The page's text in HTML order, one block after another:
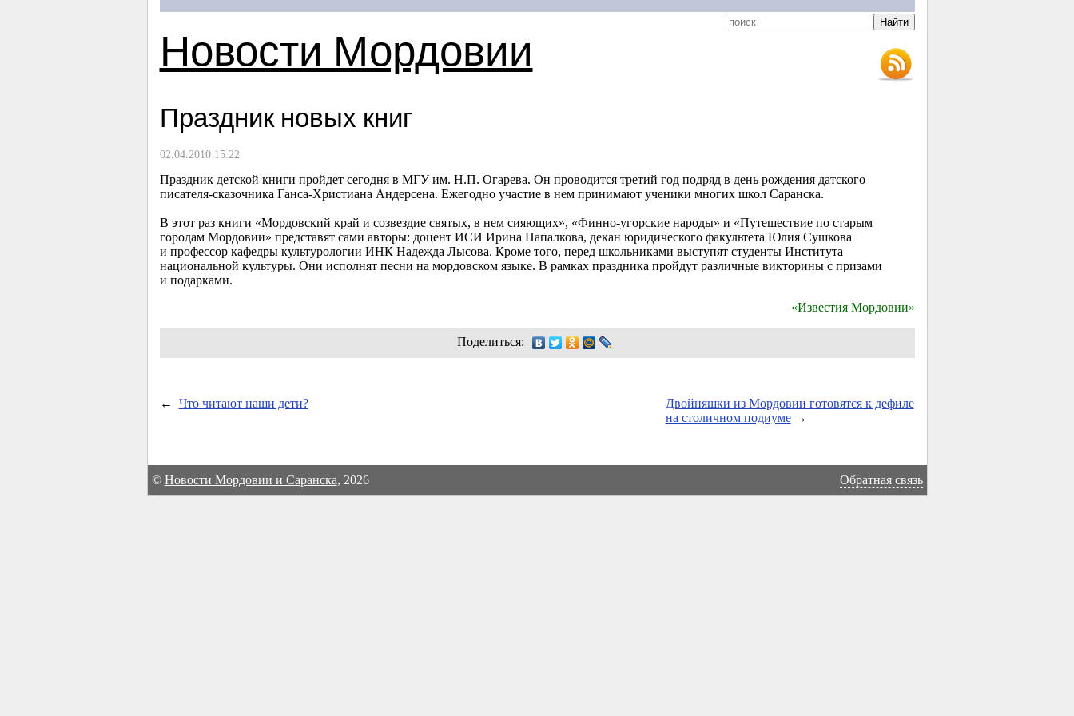
Новости Мордовии
Праздник новых книг
02.04.2010 15:22
Праздник детской книги пройдет сегодня в МГУ им. Н.П. Огарева. Он проводится третий год подряд в день рождения датского
писателя-сказочника Ганса-Христиана Андерсена. Ежегодно участие в нем принимают ученики многих школ Саранска.
В этот раз книги «Мордовский край и созвездие святых, в нем сияющих», «Финно-угорские народы» и «Путешествие по старым
городам Мордовии» представят сами авторы: доцент ИСИ Ирина Напалкова, декан юридического факультета Юлия Сушкова
и профессор кафедры культурологии ИНК Надежда Лысова. Кроме того, перед школьниками выступят студенты Института
национальной культуры. Они исполнят песни на мордовском языке. В рамках праздника пройдут различные викторины с призами
и подарками.
«Известия Мордовии»
Поделиться:
← Что читают наши дети?
Двойняшки из Мордовии готовятся к дефиле
на столичном подиуме→
© Новости Мордовии и Саранска, 2026 Обратная связь